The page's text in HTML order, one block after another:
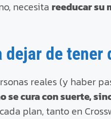
necesita reeducar su
dejar de
reales (y haber
se cura con suerte,
plan, tanto en